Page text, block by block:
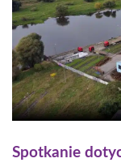
Spotkanie